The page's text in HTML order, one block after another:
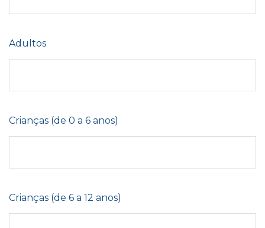
Adultos
Crianças (de 0 a 6 anos)
Crianças (de 6 a 12 anos)